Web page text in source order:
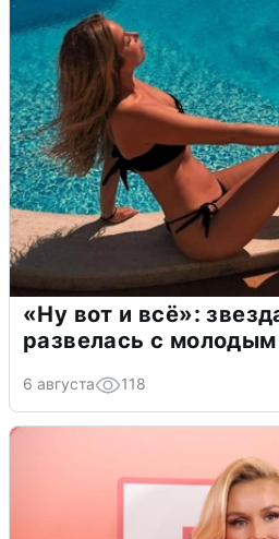
«Ну вот и всё»:
развелась с
6 августа 118